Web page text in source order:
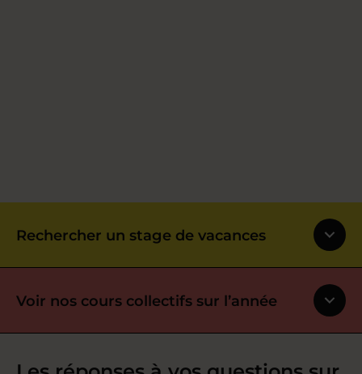
Rechercher un stage de vacances
Voir nos cours collectifs sur l’année